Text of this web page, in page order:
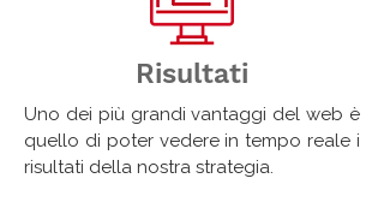
Risultati
Uno dei più grandi vantaggi del web è
quello di poter vedere in tempo reale i
risultati della nostra strategia.